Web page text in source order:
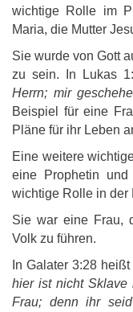
wichtige Rolle im
Maria, die Mutter
Sie wurde von Gott
zu sein. In Lukas
Herrn; mir
Beispiel für eine
Pläne für ihr Leben
Eine weitere
eine Prophetin
wichtige Rolle in der
Sie war eine Frau,
Volk zu führen.
In Galater 3:28 heißt
hier ist nicht Sklave
Frau; denn ihr